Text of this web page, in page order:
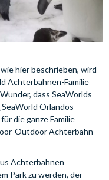
hier beschrieben, wird
Achterbahnen-Familie
dass SeaWorlds
Orlandos
die ganze Familie
Outdoor Achterbahn
Achterbahnen
Park zu werden, der